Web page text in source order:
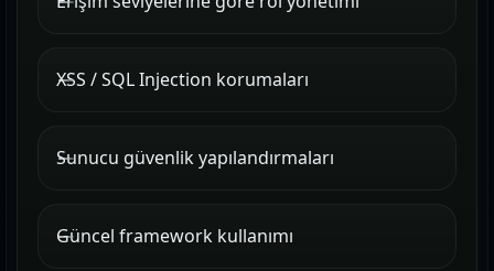
XSS / SQL Injection korumaları
Sunucu güvenlik yapılandırmaları
Güncel framework kullanımı